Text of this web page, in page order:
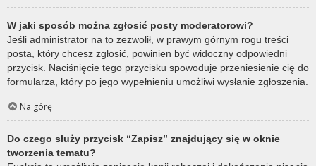
W jaki sposób można zgłosić posty moderatorowi?
Jeśli administrator na to zezwolił, w prawym górnym rogu treści
posta, który chcesz zgłosić, powinien być widoczny odpowiedni
przycisk. Naciśnięcie tego przycisku spowoduje przeniesienie cię do
formularza, który po jego wypełnieniu umożliwi wysłanie zgłoszenia.
Na górę
Do czego służy przycisk “Zapisz” znajdujący się w oknie
tworzenia tematu?